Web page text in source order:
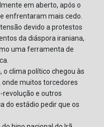
em aberto, após o
enfrentaram mais cedo.
devido a protestos
da diáspora iraniana,
uma ferramenta de
o clima político chegou às
onde muitos torcedores
revolução e outros
do estádio pedir que os